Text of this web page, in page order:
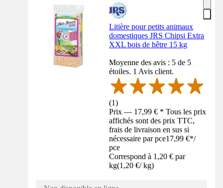
Litière pour petits animaux
domestiques JRS Chipsi Extra
XXL bois de hêtre 15 kg
Moyenne des avis : 5 de 5
étoiles. 1 Avis client.
(1)
Prix — 17,99 € * Tous les prix
affichés sont des prix TTC,
frais de livraison en sus si
nécessaire par pce17,99 €*/
pce
Correspond à 1,20 € par
kg(1,20 €/ kg)